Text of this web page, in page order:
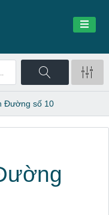
Đường số 10